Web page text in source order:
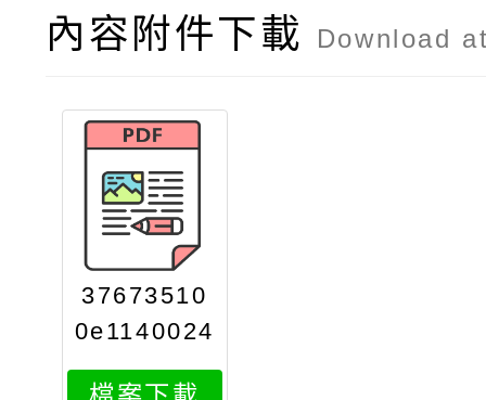
內容附件下載 Download
37673510
0e1140024
981attach